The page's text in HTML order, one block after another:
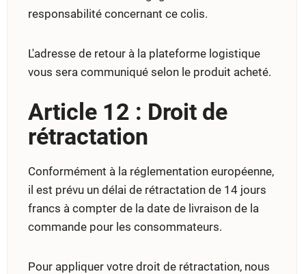
responsabilité concernant ce colis.
L'adresse de retour à la plateforme logistique
vous sera communiqué selon le produit acheté.
Article 12 : Droit de
rétractation
Conformément à la réglementation européenne,
il est prévu un délai de rétractation de 14 jours
francs à compter de la date de livraison de la
commande pour les consommateurs.
Pour appliquer votre droit de rétractation, nous